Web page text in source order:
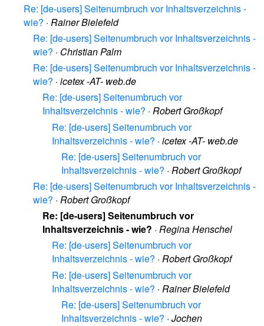
Re: [de-users] Seitenumbruch vor Inhaltsverzeichnis -
wie? · Rainer Bielefeld
Re: [de-users] Seitenumbruch vor Inhaltsverzeichnis -
wie? · Christian Palm
Re: [de-users] Seitenumbruch vor Inhaltsverzeichnis -
wie? · icetex -AT- web.de
Re: [de-users] Seitenumbruch vor
Inhaltsverzeichnis - wie? · Robert Großkopf
Re: [de-users] Seitenumbruch vor
Inhaltsverzeichnis - wie? · icetex -AT- web.de
Re: [de-users] Seitenumbruch vor
Inhaltsverzeichnis - wie? · Robert Großkopf
Re: [de-users] Seitenumbruch vor Inhaltsverzeichnis -
wie? · Robert Großkopf
Re: [de-users] Seitenumbruch vor
Inhaltsverzeichnis - wie? · Regina Henschel
Re: [de-users] Seitenumbruch vor
Inhaltsverzeichnis - wie? · Robert Großkopf
Re: [de-users] Seitenumbruch vor
Inhaltsverzeichnis - wie? · Rainer Bielefeld
Re: [de-users] Seitenumbruch vor
Inhaltsverzeichnis - wie? · Jochen